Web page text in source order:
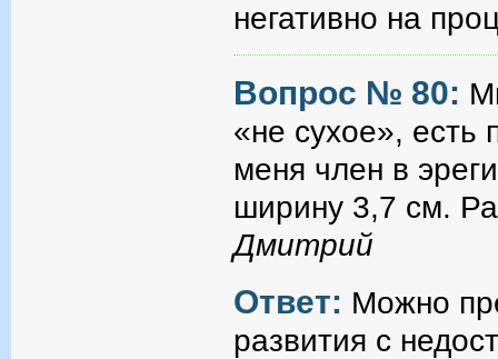
негативно на
Вопрос № 80:
«не сухое», есть
меня член в
ширину 3,7 см.
Дмитрий
Ответ: Можно
развития с